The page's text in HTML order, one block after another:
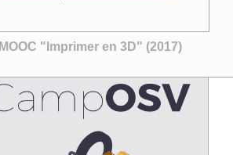
MOOC "Imprimer en 3D" (2017)